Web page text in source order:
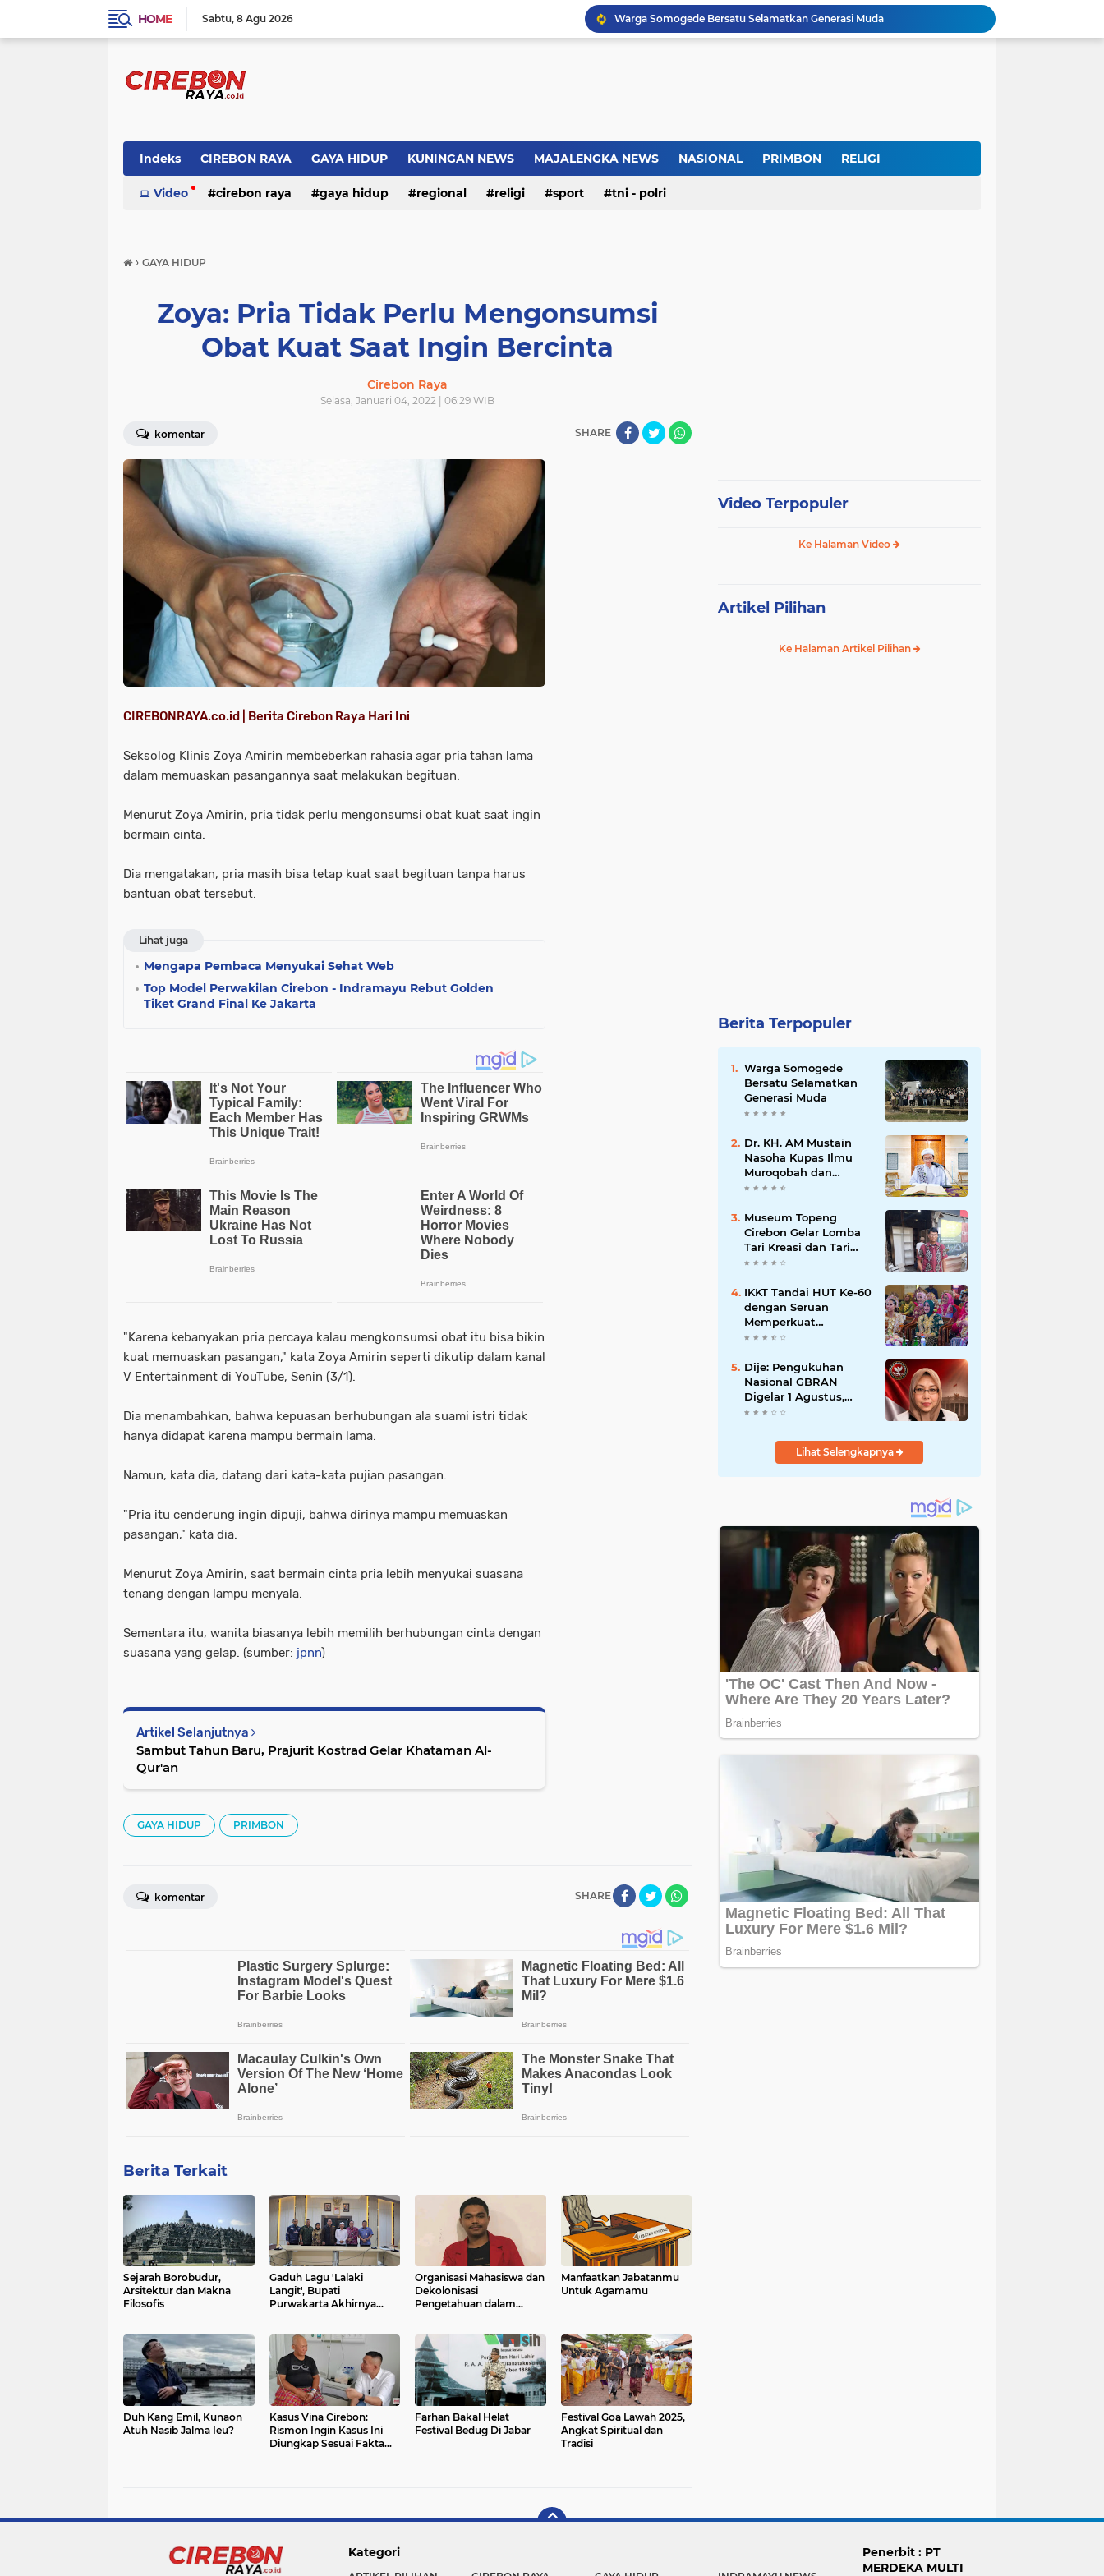
HOME Sabtu 8 Agu 2026
Warga Somogede Bersatu Selamatkan Generasi Muda
Dr. KH. AM Mustain Nasoha Kupas Ilmu Muroqobah dan Ma'rifatullah dalam Kajian Kitab Ihya' Ulumuddin
Sejarah Borobudur, Arsitektur dan Makna Filosofis
Indonesia Labour Ministry, Indo Rama Support Five Small Businesses in West Java
Indeks CIREBON RAYA GAYA HIDUP KUNINGAN NEWS MAJALENGKA NEWS NASIONAL PRIMBON RELIGI
Video cirebon raya gaya hidup regional religi sport tni - polri
› GAYA HIDUP
Zoya: Pria Tidak Perlu Mengonsumsi
Obat Kuat Saat Ingin Bercinta
Cirebon Raya
Selasa, Januari 04, 2022 | 06:29 WIB
komentar SHARE
CIREBONRAYA.co.id | Berita Cirebon Raya Hari Ini
Seksolog Klinis Zoya Amirin membeberkan rahasia agar pria tahan lama
dalam memuaskan pasangannya saat melakukan begituan.
Menurut Zoya Amirin, pria tidak perlu mengonsumsi obat kuat saat ingin
bermain cinta.
Dia mengatakan, pria masih bisa tetap kuat saat begituan tanpa harus
bantuan obat tersebut.
Lihat juga
Mengapa Pembaca Menyukai Sehat Web
Top Model Perwakilan Cirebon - Indramayu Rebut Golden
Tiket Grand Final Ke Jakarta
"Karena kebanyakan pria percaya kalau mengkonsumsi obat itu bisa bikin
kuat memuaskan pasangan," kata Zoya Amirin seperti dikutip dalam kanal
V Entertainment di YouTube, Senin (3/1).
Dia menambahkan, bahwa kepuasan berhubungan ala suami istri tidak
hanya didapat karena mampu bermain lama.
Namun, kata dia, datang dari kata-kata pujian pasangan.
"Pria itu cenderung ingin dipuji, bahwa dirinya mampu memuaskan
pasangan," kata dia.
Menurut Zoya Amirin, saat bermain cinta pria lebih menyukai suasana
tenang dengan lampu menyala.
Sementara itu, wanita biasanya lebih memilih berhubungan cinta dengan
suasana yang gelap. (sumber: jpnn)
Artikel Selanjutnya
Sambut Tahun Baru, Prajurit Kostrad Gelar Khataman Al-
Qur'an
GAYA HIDUP PRIMBON
SHARE
komentar
Berita Terkait
Sejarah Borobudur,
Arsitektur dan Makna
Filosofis
Gaduh Lagu 'Lalaki
Langit', Bupati
Purwakarta Akhirnya
Organisasi Mahasiswa dan
Dekolonisasi
Pengetahuan dalam
Manfaatkan Jabatanmu
Untuk Agamamu
Duh Kang Emil, Kunaon
Atuh Nasib Jalma Ieu?
Kasus Vina Cirebon:
Rismon Ingin Kasus Ini
Diungkap Sesuai Fakta
Farhan Bakal Helat
Festival Bedug Di Jabar
Festival Goa Lawah 2025,
Angkat Spiritual dan
Tradisi
Video Terpopuler
Ke Halaman Video
Artikel Pilihan
Ke Halaman Artikel Pilihan
Berita Terpopuler
Warga Somogede
Bersatu Selamatkan
Generasi Muda
Dr. KH. AM Mustain
Nasoha Kupas Ilmu
Muroqobah dan
Ma'rifatullah dalam
Ulumuddin
Museum Topeng
Cirebon Gelar Lomba
Tari Kreasi dan Tari
Topeng, Perebutkan
IKKT Tandai HUT Ke-60
dengan Seruan
Memperkuat
Ketahanan Keluarga
Dije: Pengukuhan
Nasional GBRAN
Digelar 1 Agustus,
Diikuti 38 DPD dan
Lihat Selengkapnya
Kategori
Penerbit : PT
MERDEKA MULTI